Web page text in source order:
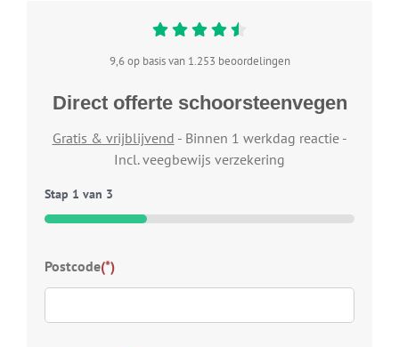
9,6 op basis van 1.253 beoordelingen
Direct offerte schoorsteenvegen
Gratis & vrijblijvend - Binnen 1 werkdag reactie -
Incl. veegbewijs verzekering
Stap 1 van 3
33%
Postcode(*)